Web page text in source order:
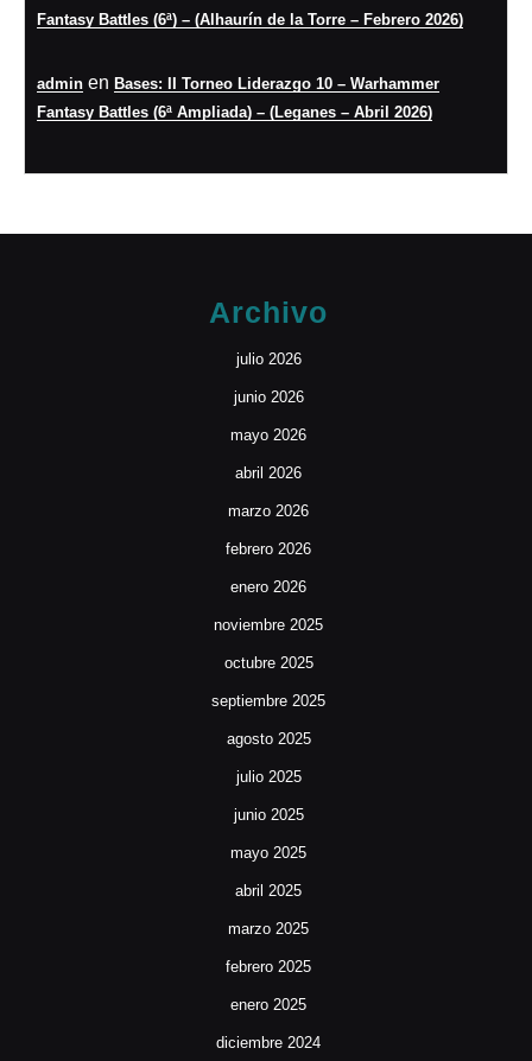
Fantasy Battles (6ª) – (Alhaurín de la Torre – Febrero 2026)
admin en Bases: II Torneo Liderazgo 10 – Warhammer
Fantasy Battles (6ª Ampliada) – (Leganes – Abril 2026)
Archivo
julio 2026
junio 2026
mayo 2026
abril 2026
marzo 2026
febrero 2026
enero 2026
noviembre 2025
octubre 2025
septiembre 2025
agosto 2025
julio 2025
junio 2025
mayo 2025
abril 2025
marzo 2025
febrero 2025
enero 2025
diciembre 2024